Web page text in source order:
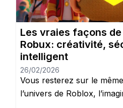
Les vraies façons
Robux: créativité,
intelligent
26/02/2026
Vous resterez sur le
l’univers de Roblox,